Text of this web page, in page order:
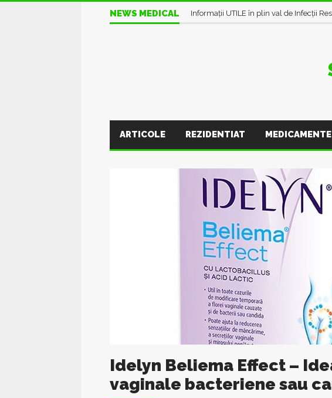
NEWS MEDICAL Informații UTILE în plin val de Infecții
ARTICOLE REZIDENTIAT MEDICAMENTE
Idelyn Beliema Effect –
vaginale bacteriene sau